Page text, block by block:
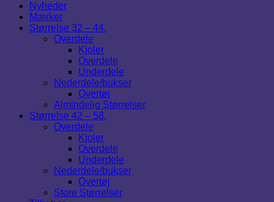
Nyheder
Mærker
Størrelse 32 – 44.
Overdele
Kjoler
Overdele
Underdele
Nederdele/bukser
Overtøj
Almindelig Størrelser
Størrelse 42 – 58.
Overdele
Kjoler
Overdele
Underdele
Nederdele/bukser
Overtøj
Store Størrelser